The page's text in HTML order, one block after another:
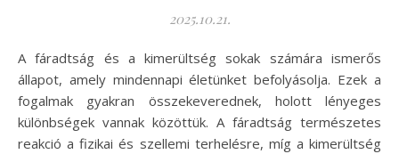
2025.10.21.
A fáradtság és a kimerültség sokak számára ismerős
állapot, amely mindennapi életünket befolyásolja. Ezek a
fogalmak gyakran összekeverednek, holott lényeges
különbségek vannak közöttük. A fáradtság természetes
reakció a fizikai és szellemi terhelésre, míg a kimerültség